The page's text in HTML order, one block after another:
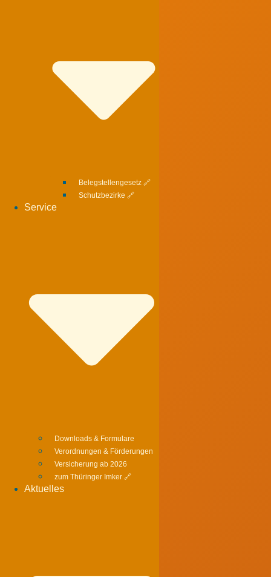
Belegstellengesetz 🔗
Schutzbezirke 🔗
Service
Downloads & Formulare
Verordnungen & Förderungen
Versicherung ab 2026
zum Thüringer Imker 🔗
Aktuelles